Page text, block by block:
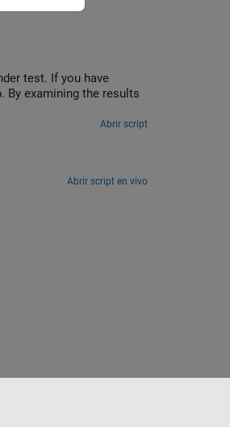
test. If you have
By examining the results
Abrir script
Abrir script en vivo